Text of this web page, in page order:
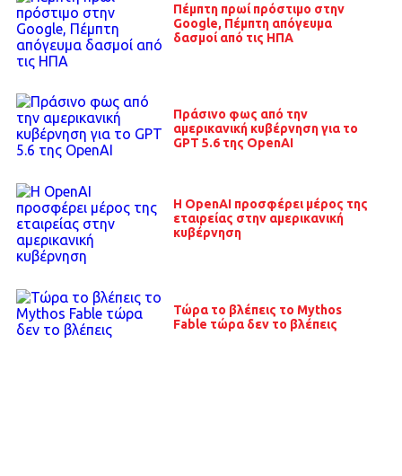
Πέμπτη πρωί πρόστιμο στην
Google, Πέμπτη απόγευμα
δασμοί από τις ΗΠΑ
Πράσινο φως από την
αμερικανική κυβέρνηση για το
GPT 5.6 της OpenAI
Η OpenAI προσφέρει μέρος της
εταιρείας στην αμερικανική
κυβέρνηση
Τώρα το βλέπεις το Mythos
Fable τώρα δεν το βλέπεις